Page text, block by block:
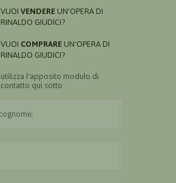
VUOI VENDERE UN'OPERA DI
RINALDO GIUDICI?
VUOI COMPRARE UN'OPERA DI
RINALDO GIUDICI?
utilizza l'apposito modulo di
contatto qui sotto